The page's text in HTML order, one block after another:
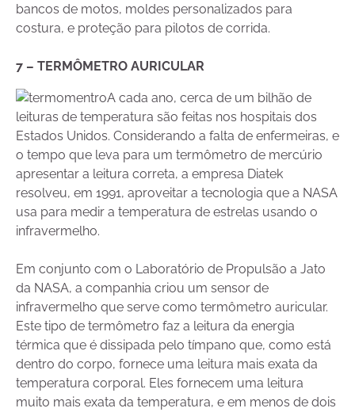
bancos de motos, moldes personalizados para
costura, e proteção para pilotos de corrida.
7 – TERMÔMETRO AURICULAR
A cada ano, cerca de um bilhão de
leituras de temperatura são feitas nos hospitais dos
Estados Unidos. Considerando a falta de enfermeiras, e
o tempo que leva para um termômetro de mercúrio
apresentar a leitura correta, a empresa Diatek
resolveu, em 1991, aproveitar a tecnologia que a NASA
usa para medir a temperatura de estrelas usando o
infravermelho.
Em conjunto com o Laboratório de Propulsão a Jato
da NASA, a companhia criou um sensor de
infravermelho que serve como termômetro auricular.
Este tipo de termômetro faz a leitura da energia
térmica que é dissipada pelo tímpano que, como está
dentro do corpo, fornece uma leitura mais exata da
temperatura corporal. Eles fornecem uma leitura
muito mais exata da temperatura, e em menos de dois